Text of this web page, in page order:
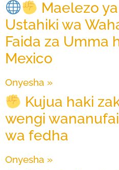
Maelezo
Ustahiki wa
Faida za Umma
Mexico
Onyesha »
Kujua haki
wengi
wa fedha
Onyesha »